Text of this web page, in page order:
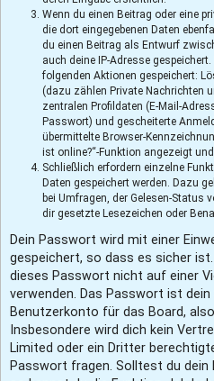
Wenn du einen Beitrag oder eine
die dort eingegebenen Daten
du einen Beitrag als Entwurf
auch deine IP-Adresse
folgenden Aktionen gespeichert:
(dazu zählen Private Nachrichten
zentralen Profildaten (E-Mail-
Passwort) und gescheiterte
übermittelte Browser-
ist online?“-Funktion angezeigt
Schließlich erfordern einzelne
Daten gespeichert werden. Dazu
bei Umfragen, der Gelesen-Status
dir gesetzte Lesezeichen oder
Dein Passwort wird mit einer
gespeichert, so dass es sicher
dieses Passwort nicht auf einer
verwenden. Das Passwort ist
Benutzerkonto für das Board,
Insbesondere wird dich kein
Limited oder ein Dritter
Passwort fragen. Solltest du dein